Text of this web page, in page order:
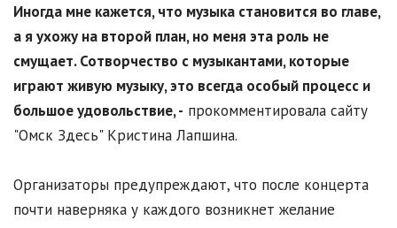
Иногда мне кажется, что музыка становится во главе,
а я ухожу на второй план, но меня эта роль не
смущает. Сотворчество с музыкантами, которые
играют живую музыку, это всегда особый процесс и
большое удовольствие, - прокомментировала сайту
"Омск Здесь" Кристина Лапшина.
Организаторы предупреждают, что после концерта
почти наверняка у каждого возникнет желание